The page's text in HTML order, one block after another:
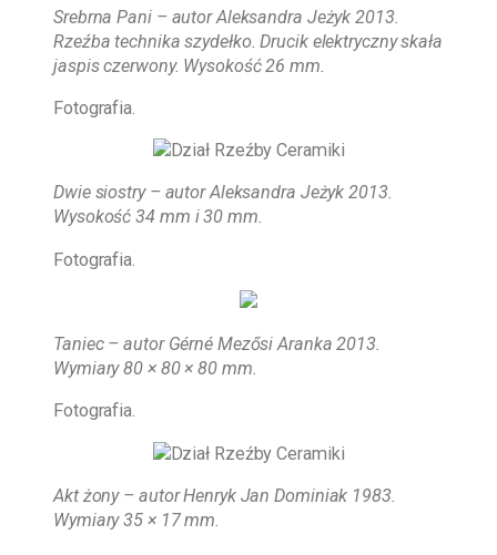
Srebrna Pani – autor Aleksandra Jeżyk 2013.
Rzeźba technika szydełko. Drucik elektryczny skała
jaspis czerwony. Wysokość 26 mm.
Fotografia.
Dwie siostry – autor Aleksandra Jeżyk 2013.
Wysokość 34 mm i 30 mm.
Fotografia.
Taniec – autor Gérné Mezősi Aranka 2013.
Wymiary 80 × 80 × 80 mm.
Fotografia.
Akt żony – autor Henryk Jan Dominiak 1983.
Wymiary 35 × 17 mm.